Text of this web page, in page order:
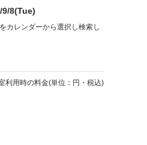
8(Tue)
カレンダーから選択し検索し
利用時の料金(単位：円・税込)